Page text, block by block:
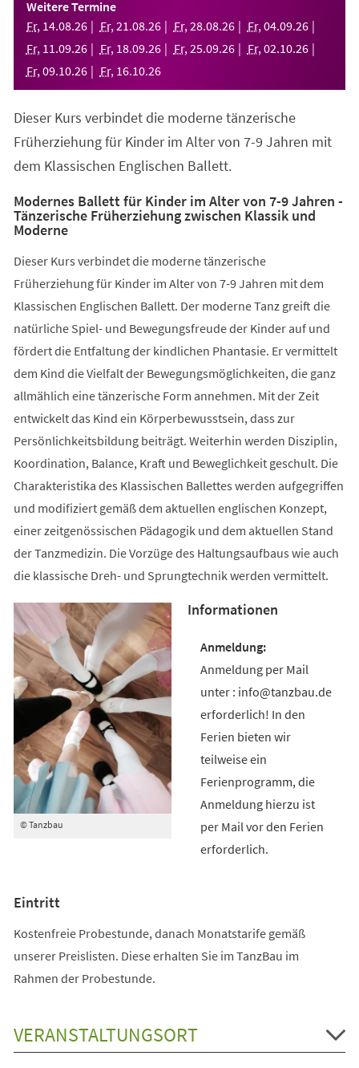
neuen
Tab)
Weitere Termine
Fr, 14.08.26 Fr, 21 .08.26 Fr, 28.08.26 Fr, 04.09.26
Fr, 11 .09.26 Fr, 18.09.26 Fr, 25.09.26 Fr, 02.10.26
Fr, 09.10.26 Fr, 16.10.26
Dieser Kurs verbindet die moderne tänzerische
Früherziehung für Kinder im Alter von 7-9 Jahren mit
dem Klassischen Englischen Ballett.
Modernes Ballett für Kinder im Alter von 7-9 Jahren -
Tänzerische Früherziehung zwischen Klassik und
Moderne
Dieser Kurs verbindet die moderne tänzerische
Früherziehung für Kinder im Alter von 7-9 Jahren mit dem
Klassischen Englischen Ballett. Der moderne Tanz greift die
natürliche Spiel- und Bewegungsfreude der Kinder auf und
fördert die Entfaltung der kindlichen Phantasie. Er vermittelt
dem Kind die Vielfalt der Bewegungsmöglichkeiten, die ganz
allmählich eine tänzerische Form annehmen. Mit der Zeit
entwickelt das Kind ein Körperbewusstsein, dass zur
Persönlichkeitsbildung beiträgt. Weiterhin werden Disziplin,
Koordination, Balance, Kraft und Beweglichkeit geschult. Die
Charakteristika des Klassischen Ballettes werden aufgegriffen
und modifiziert gemäß dem aktuellen englischen Konzept,
einer zeitgenössischen Pädagogik und dem aktuellen Stand
der Tanzmedizin. Die Vorzüge des Haltungsaufbaus wie auch
die klassische Dreh- und Sprungtechnik werden vermittelt.
© Tanzbau
Informationen
Anmeldung per Mail
unter : info@tanzbau.de
erforderlich! In den
Ferien bieten wir
teilweise ein
Ferienprogramm, die
Anmeldung hierzu ist
per Mail vor den Ferien
erforderlich.
Eintritt
Kostenfreie Probestunde, danach Monatstarife gemäß
unserer Preislisten. Diese erhalten Sie im TanzBau im
Rahmen der Probestunde.
VERANSTALTUNGSORT